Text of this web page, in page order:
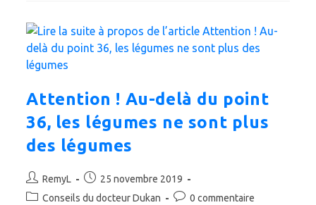
Travail
Et
On
Réussît
Attention ! Au-delà du point
36, les légumes ne sont plus
des légumes
Auteur/autrice
de
RemyL
Publication
publiée :
25 novembre 2019
PostConseils du docteur Dukan
Commentaires
0 commentaire